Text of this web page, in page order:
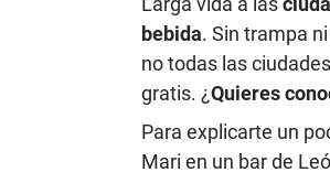
bebida. Sin trampa
no todas las
gratis. ¿Quieres
Para explicarte un
Mari en un bar de